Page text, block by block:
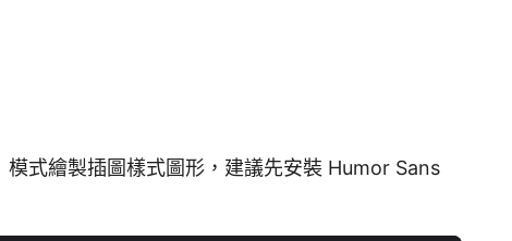
模式繪製插圖樣式圖形，建議先安裝 Humor Sans